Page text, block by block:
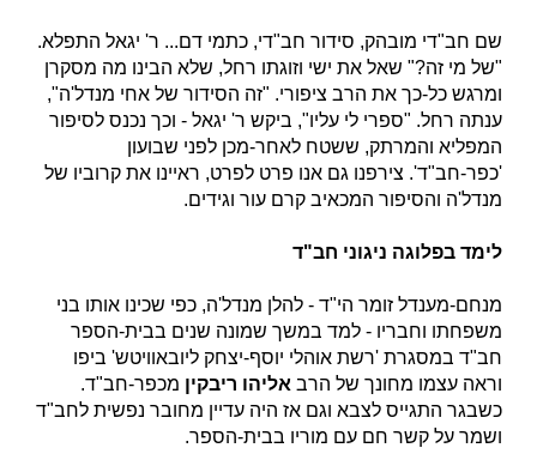
שם חב"די מובהק, סידור חב"די, כתמי דם... ר' יגאל התפלא.
"של מי זה?" שאל את ישי וזוגתו רחל, שלא הבינו מה מסקרן
ומרגש כל-כך את הרב ציפורי. "זה הסידור של אחי מנדל'ה",
ענתה רחל. "ספרי לי עליו", ביקש ר' יגאל - וכך נכנס לסיפור
המפליא והמרתק, ששטח לאחר-מכן לפני שבועון
'כפר-חב"ד'. צירפנו גם אנו פרט לפרט, ראיינו את קרוביו של
מנדל'ה והסיפור המכאיב קרם עור וגידים.
לימד בפלוגה ניגוני חב"ד
מנחם-מענדל זומר הי"ד - להלן מנדל'ה, כפי שכינו אותו בני
משפחתו וחבריו - למד במשך שמונה שנים בבית-הספר
חב"ד במסגרת 'רשת אוהלי יוסף-יצחק ליובאוויטש' ביפו
וראה עצמו מחונך של הרבאליהו ריבקין מכפר-חב"ד.
כשבגר התגייס לצבא וגם אז היה עדיין מחובר נפשית לחב"ד
ושמר על קשר חם עם מוריו בבית-הספר.